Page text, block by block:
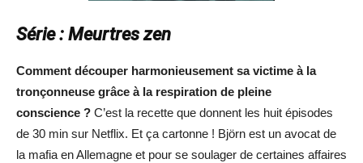
Série : Meurtres zen
Comment découper harmonieusement savictime à la
tronçonneuse grâce à la respiration de pleine
conscience ? C’est la recette que donnent les huit épisodes
de 30 min sur Netflix. Et ça cartonne ! Björn est un avocat de
la mafia en Allemagne et pour se soulager de certaines affaires